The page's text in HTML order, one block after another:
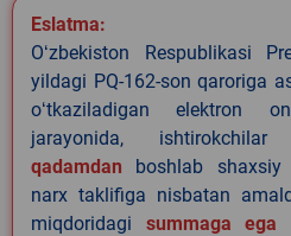
Eslatma:
Oʻzbekiston Respublikasi
yildagi PQ-162-son qaroriga
oʻtkaziladigan elektron
jarayonida,
qadamdan boshlab shaxsiy
narx taklifiga nisbatan
miqdoridagi summaga ega